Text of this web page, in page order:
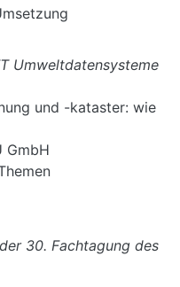
Umweltdatensysteme
und -kataster: wie
GmbH
30. Fachtagung des